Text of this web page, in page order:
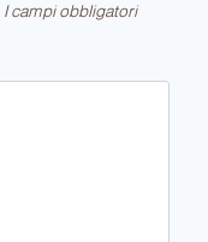
I campi obbligatori